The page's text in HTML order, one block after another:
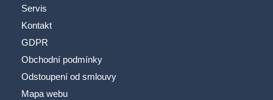
Servis
Kontakt
GDPR
Obchodní podmínky
Odstoupení od smlouvy
Mapa webu